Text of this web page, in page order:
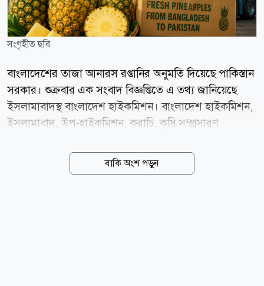
সংগৃহীত ছবি
বাংলাদেশের তাজা আনারস রপ্তানির অনুমতি দিয়েছে পাকিস্তান
সরকার। শুক্রবার এক সংবাদ বিজ্ঞপ্তিতে এ তথ্য জানিয়েছে
ইসলামাবাদস্থ বাংলাদেশ হাইকমিশন। বাংলাদেশ হাইকমিশন,
ইসলামাবাদ, উপ-হাইকমিশন, করাচি, কৃষি সম্প্রসারণ
সংশ্লিষ্ট সংস্থা ও কর্তৃপক্ষের মধ্যে কয়েক বছর যাবৎ ক্রমাগত
যোগাযোগ ও প্রয়োজনীয় ব্যবস্থা গ্রহণের ফলে এ সুযোগ তৈরি
বাকি অংশ পড়ুন